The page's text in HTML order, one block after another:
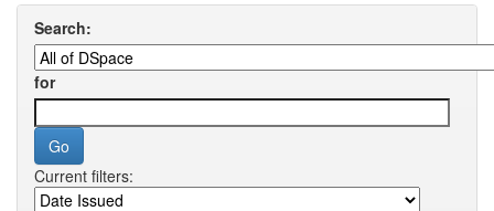
Search:
for
Current filters: